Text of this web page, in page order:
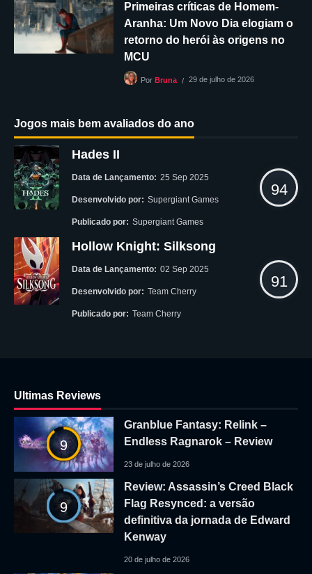
Primeiras críticas de Homem-
Aranha: Um Novo Dia elogiam o
retorno do herói às origens no
MCU
Por Bruna 29 de julho de 2026
Jogos mais bem avaliados do ano
Hades II
Data de Lançamento: 25 Sep 2025
Desenvolvido por: Supergiant Games
Publicado por: Supergiant Games
94
Hollow Knight: Silksong
Data de Lançamento: 02 Sep 2025
Desenvolvido por: Team Cherry
Publicado por: Team Cherry
91
Ultimas Reviews
9
Granblue Fantasy: Relink –
Endless Ragnarok – Review
23 de julho de 2026
9
Review: Assassin’s Creed Black
Flag Resynced: a versão
definitiva da jornada de Edward
Kenway
20 de julho de 2026